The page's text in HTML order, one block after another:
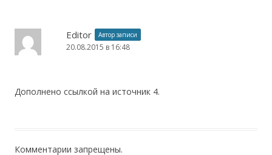
Editor Автор записи
20.08.2015 в 16:48
Дополнено ссылкой на источник 4.
Комментарии запрещены.